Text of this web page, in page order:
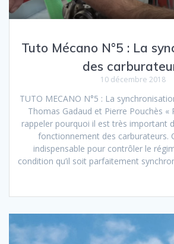
Tuto Mécano N°5 : La
des
10 décembre 2018
TUTO MECANO N°5 : La
Thomas Gadaud et Pierre Pouchès «
rappeler pourquoi il est très important
fonctionnement des carburateurs.
indispensable pour contrôler le
condition qu’il soit parfaitement